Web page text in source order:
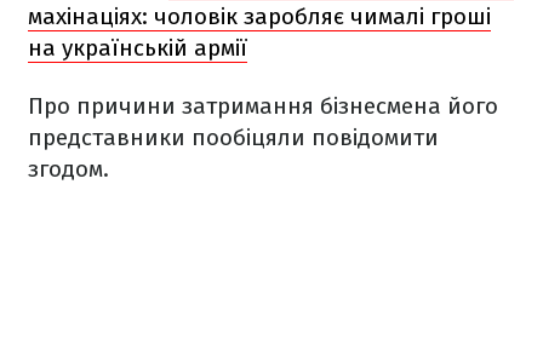
махінаціях: чоловік заробляє чималі гроші
на українській армії
Про причини затримання бізнесмена його
представники пообіцяли повідомити
згодом.